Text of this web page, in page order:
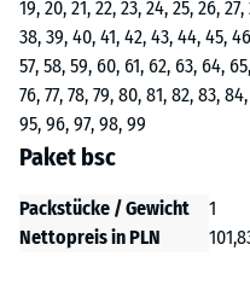
19, 20, 21, 22, 23, 24, 25, 26,
38, 39, 40, 41, 42, 43, 44, 45,
57, 58, 59, 60, 61, 62, 63, 64,
76, 77, 78, 79, 80, 81, 82, 83,
95, 96, 97, 98, 99
Paket bsc
Packstücke / Gewicht 1
Nettopreis in PLN